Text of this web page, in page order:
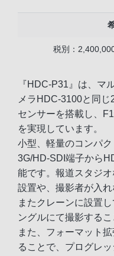
税別：
『HDC-P31』は、マ
メラHDC-3100と同
センサーを搭載し、
を実現しています。
小型、軽量のコンパ
3G/HD-SDI端子から
能です。報道スタジ
設置や、撮影者が入れ
またクレーンに設置
ングルにて撮影するこ
また、フォーマット
ることで、プログレ